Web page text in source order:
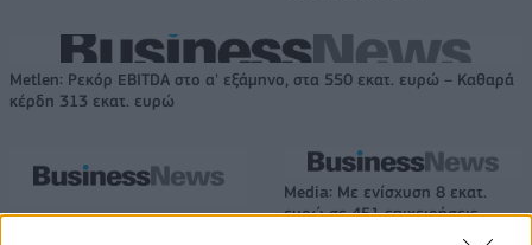
Metlen: Ρεκόρ EBITDA στο α' εξάμηνο, στα 550 εκατ. ευρώ – Καθαρά
κέρδη 313 εκατ. ευρώ
Χρηματοδότηση 8 εκατ. ευρώ
Media: Με ενίσχυση 8 εκατ.
ευρώ σε 451 επιχειρήσεις